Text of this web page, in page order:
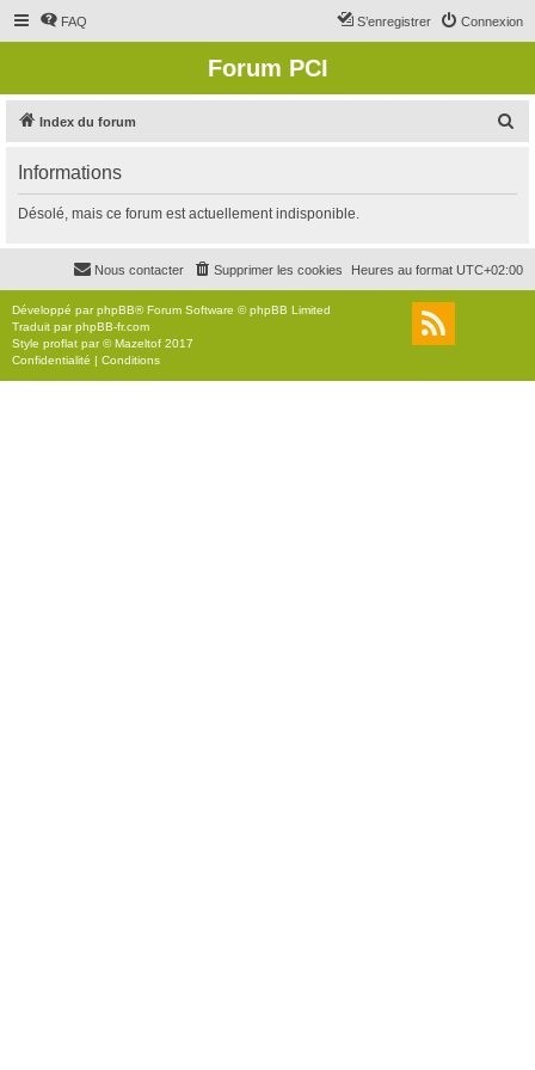
FAQ Connexion
S’enregistrer
Forum PCI
Index du forum
r
c
r
Informations
Désolé, mais ce forum est actuellement indisponible.
Heures au format UTC+02:00
Supprimer les cookies
Nous contacter
Développé parphpBB® Forum Software © phpBB Limited
Traduit parphpBB-fr.com
Style proflat par ©Mazeltof 2017
Confidentialité | Conditions